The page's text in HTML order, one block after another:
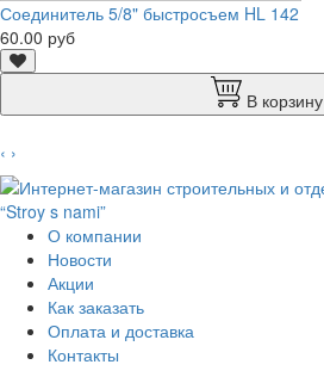
Соединитель 5/8" быстросъем HL 142
60.00 руб
В корзину
‹ ›
О компании
Новости
Акции
Как заказать
Оплата и доставка
Контакты